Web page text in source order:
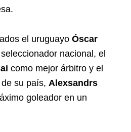
el uruguayo Óscar
nacional, el
como mejor árbitro y el
su país, Alexsandrs
goleador en un